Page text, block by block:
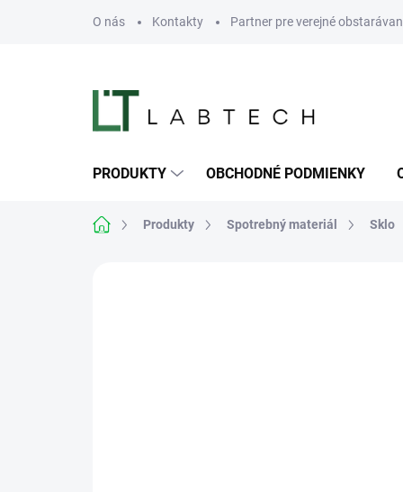
O nás Kontakty Partner pre verejné
PRODUKTY OBCHODNÉ PODMIENKY
DomovProdukty Spotrebný materiál Sklo